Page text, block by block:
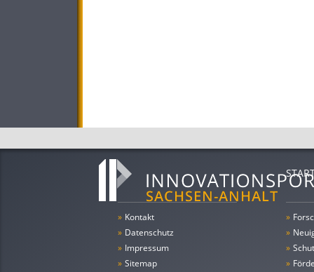
» Kontakt
» Datenschutz
» Impressum
» Sitemap
»
»
»
»